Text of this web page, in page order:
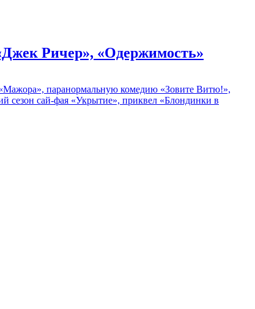
Ричер», «Одержимость»
паранормальную комедию «Зовите Витю!»,
сезон сай-фая «Укрытие», приквел «Блондинки в